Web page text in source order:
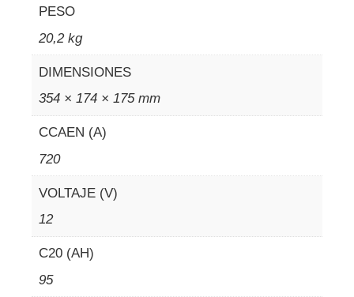
PESO
20,2 kg
DIMENSIONES
354 × 174 × 175 mm
CCAEN (A)
720
VOLTAJE (V)
12
C20 (AH)
95